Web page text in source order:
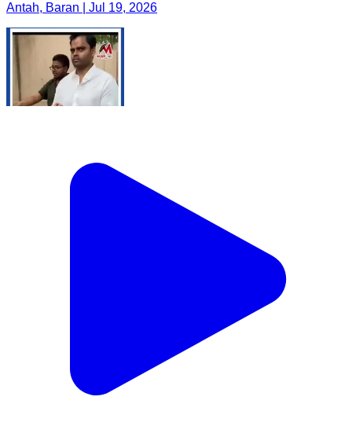
Antah, Baran | Jul 19, 2026